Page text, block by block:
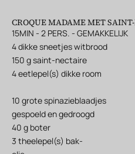
CROQUE MADAME MET
15MIN - 2 PERS. - GEMAKKELIJK
4 dikke sneetjes witbrood
150 g saint-nectaire
4 eetlepel(s) dikke room
10 grote spinazieblaadjes
gespoeld en gedroogd
40 g boter
3 theelepel(s) bak-